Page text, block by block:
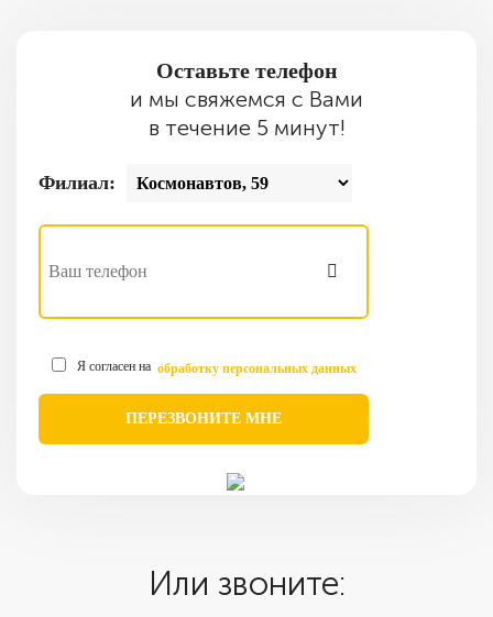
Оставьте телефон
и мы свяжемся с Вами
в течение 5 минут!
Филиал:
Я согласен на обработку персональных данных
Или звоните: